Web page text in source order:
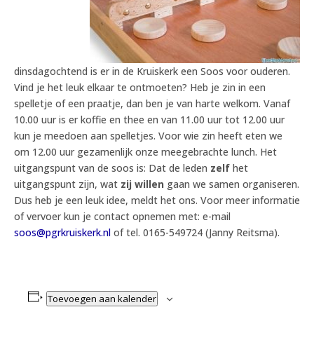
dinsdagochtend is er in de Kruiskerk een Soos voor ouderen.
Vind je het leuk elkaar te ontmoeten? Heb je zin in een
spelletje of een praatje, dan ben je van harte welkom. Vanaf
10.00 uur is er koffie en thee en van 11.00 uur tot 12.00 uur
kun je meedoen aan spelletjes. Voor wie zin heeft eten we
om 12.00 uur gezamenlijk onze meegebrachte lunch. Het
uitgangspunt van de soos is: Dat de leden zelf het
uitgangspunt zijn, wat zij willen gaan we samen organiseren.
Dus heb je een leuk idee, meldt het ons. Voor meer informatie
of vervoer kun je contact opnemen met: e-mail
soos@pgrkruiskerk.nl of tel. 0165-549724 (Janny Reitsma).
Toevoegen aan kalender